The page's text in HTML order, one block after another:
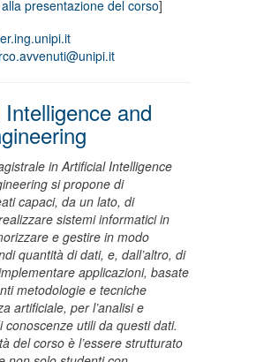
presentazione del corso]
and
in Artificial Intelligence
si propone di
capaci, da un lato, di
sistemi informatici in
e gestire in modo
quantità di dati, e, dall’altro, di
applicazioni, basate
metodologie e tecniche
artificiale, per l’analisi e
conoscenze utili da questi dati.
del corso è l’essere strutturato